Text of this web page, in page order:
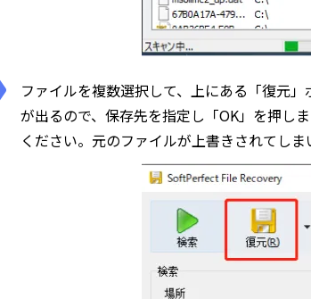
ファイルを複数選択して、上にある「復元
が出るので、保存先を指定し「OK」を押し
ください。元のファイルが上書きされてし